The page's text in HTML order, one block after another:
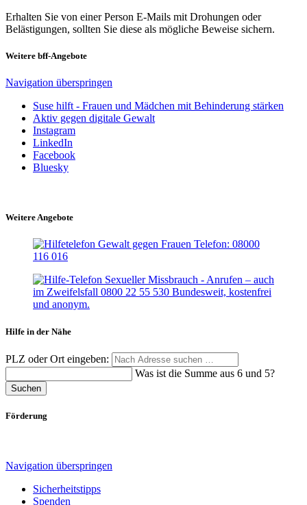
Erhalten Sie von einer Person E-Mails mit Drohungen oder
Belästigungen, sollten Sie diese als mögliche Beweise sichern.
Weitere bff-Angebote
Navigation überspringen
Suse hilft - Frauen und Mädchen mit Behinderung stärken
Aktiv gegen digitale Gewalt
Instagram
LinkedIn
Facebook
Bluesky
Weitere Angebote
Hilfe in der Nähe
PLZ oder Ort eingeben:
Was ist die Summe aus 6 und 5?
Suchen
Förderung
Navigation überspringen
Sicherheitstipps
Spenden